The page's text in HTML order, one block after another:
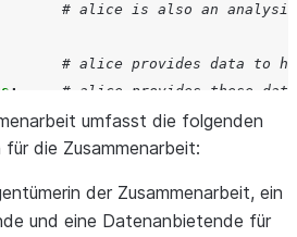
# alice is also an
# alice provides data to
:
# alice provides these
:
# bob provides this data
umfasst die folgenden
die Zusammenarbeit:
der Zusammenarbeit, ein
und eine Datenanbietende für